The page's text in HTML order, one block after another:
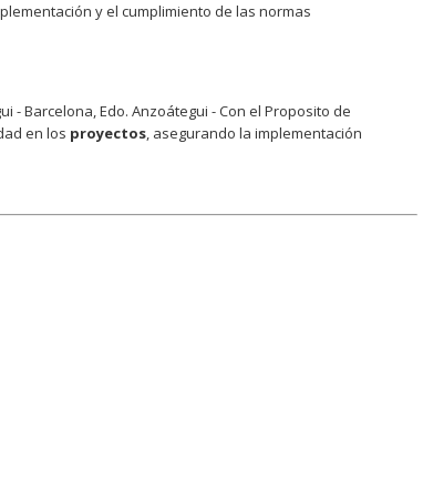
y el cumplimiento de las normas
- Barcelona, Edo. Anzoátegui - Con el Proposito de
en los proyectos, asegurando la implementación